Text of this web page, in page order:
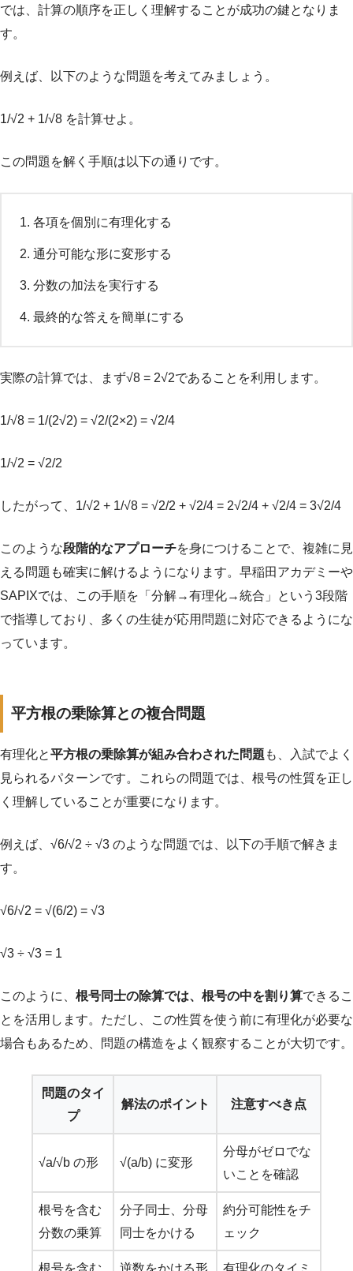
では、計算の順序を正しく理解することが成功の鍵となりま
す。
例えば、以下のような問題を考えてみましょう。
1/√2 + 1/√8 を計算せよ。
この問題を解く手順は以下の通りです。
各項を個別に有理化する
通分可能な形に変形する
分数の加法を実行する
最終的な答えを簡単にする
実際の計算では、まず√8 = 2√2であることを利用します。
1/√8 = 1/(2√2) = √2/(2×2) = √2/4
1/√2 = √2/2
したがって、1/√2 + 1/√8 = √2/2 + √2/4 = 2√2/4 + √2/4 = 3√2/4
このような段階的なアプローチを身につけることで、複雑に見
える問題も確実に解けるようになります。早稲田アカデミーや
SAPIXでは、この手順を「分解→有理化→統合」という3段階
で指導しており、多くの生徒が応用問題に対応できるようにな
っています。
平方根の乗除算との複合問題
有理化と平方根の乗除算が組み合わされた問題 も、入試でよく
見られるパターンです。これらの問題では、根号の性質を正し
く理解していることが重要になります。
例えば、√6/√2 ÷ √3 のような問題では、以下の手順で解きま
す。
√6/√2 = √(6/2) = √3
√3 ÷ √3 = 1
このように、 根号同士の除算では、根号の中を割り算できるこ
とを活用します。ただし、この性質を使う前に有理化が必要な
場合もあるため、問題の構造をよく観察することが大切です。
問題のタイ
プ
解法のポイント 注意すべき点
√a/√b の形 √(a/b) に変形
分母がゼロでな
いことを確認
根号を含む
分数の乗算
分子同士、分母
同士をかける
約分可能性をチ
ェック
根号を含む
逆数をかける形
有理化のタイミ